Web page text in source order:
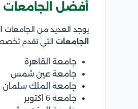
أفضل الجامعات
يوجد العديد من الجامعات
الجامعات التي تقدم
جامعة القاهرة
جامعة عين شمس
جامعة الملك سلمان
جامعة 6 اكتوبر